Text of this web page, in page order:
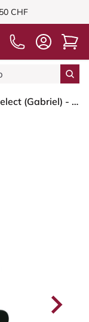
CHF
HÅG Capisco 8106 - Select (Gabriel) - Wolle / Polyamid - SC68209 - Dark green - Blush Rose - 200 mm (Sitzhöhe 46-64cm) - Bodengleiter